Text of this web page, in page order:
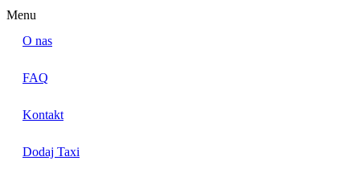
Menu
O nas
FAQ
Kontakt
Dodaj Taxi